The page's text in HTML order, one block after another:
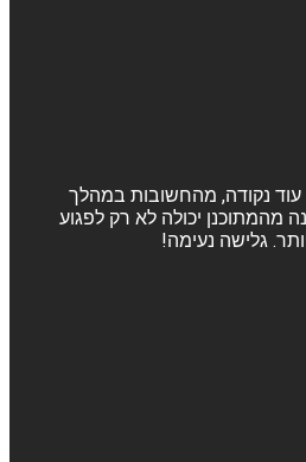
עוד נקודה, מהחשובות במהלך
מהמתוכנן יכולה לא רק לפגוע
גלישה נעימה!